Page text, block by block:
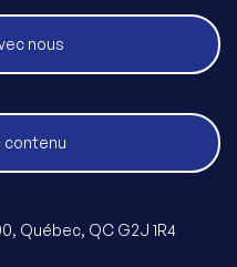
nous
contenu
Québec, QC G2J 1R4